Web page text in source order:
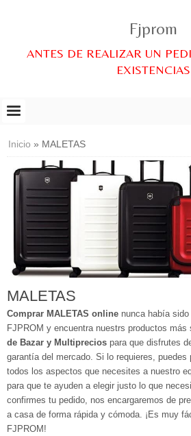
Fjprom
ANTES DE REALIZAR UN
EXISTENCIAS
Inicio » MALETAS
MALETAS
Comprar MALETAS online nunca había
FJPROM y encuentra nuestrs productos más
de Bazar y Multiprecios para que disfrutes
garantía del mercado. Si lo requieres, puedes
todos los aspectos que necesites a nuestro
para que te ayuden a elegir justo lo que
confirmes tu pedido, nos encargaremos de
a casa de forma rápida y cómoda. ¡Es muy
FJPROM!